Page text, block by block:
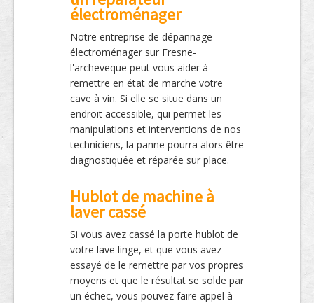
électroménager
Notre entreprise de dépannage
électroménager sur Fresne-
l'archeveque peut vous aider à
remettre en état de marche votre
cave à vin. Si elle se situe dans un
endroit accessible, qui permet les
manipulations et interventions de nos
techniciens, la panne pourra alors être
diagnostiquée et réparée sur place.
Hublot de machine à
laver cassé
Si vous avez cassé la porte hublot de
votre lave linge, et que vous avez
essayé de le remettre par vos propres
moyens et que le résultat se solde par
un échec, vous pouvez faire appel à